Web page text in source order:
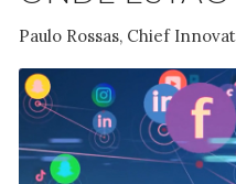
Paulo Rossas, Chief